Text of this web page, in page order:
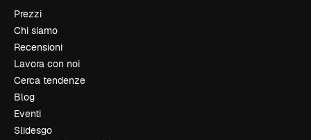
Prezzi
Chi siamo
Recensioni
Lavora con noi
Cerca tendenze
Blog
Eventi
Slidesgo